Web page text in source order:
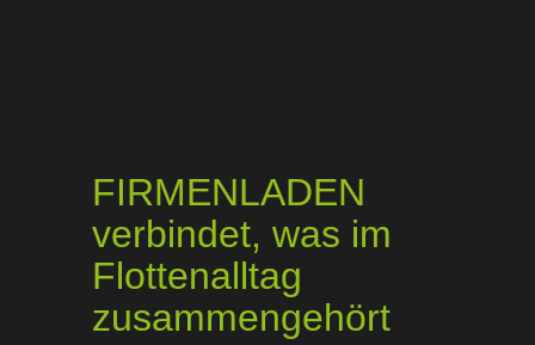
FIRMENLADEN
verbindet, was im
Flottenalltag
zusammengehört